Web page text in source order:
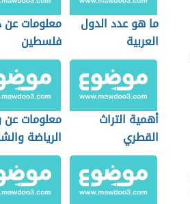
ما هو عدد الدول
العربية
معلومات عن
فلسطين
أهمية التراث
القطري
معلومات عن
الرياضة
القطرية